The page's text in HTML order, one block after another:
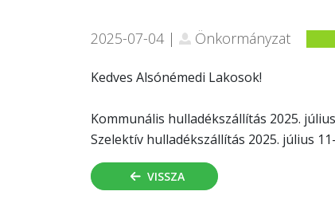
2025-07-04 | Önkormányzat
Kedves Alsónémedi Lakosok!
Kommunális hulladékszállítás 2025.
Szelektív hulladékszállítás 2025. július
VISSZA